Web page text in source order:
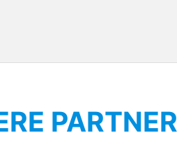
PARTNER